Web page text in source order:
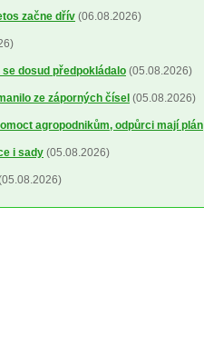
začne dřív (06.08.2026)
dosud předpokládalo (05.08.2026)
ze záporných čísel (05.08.2026)
agropodnikům, odpůrci mají plán
i sady (05.08.2026)